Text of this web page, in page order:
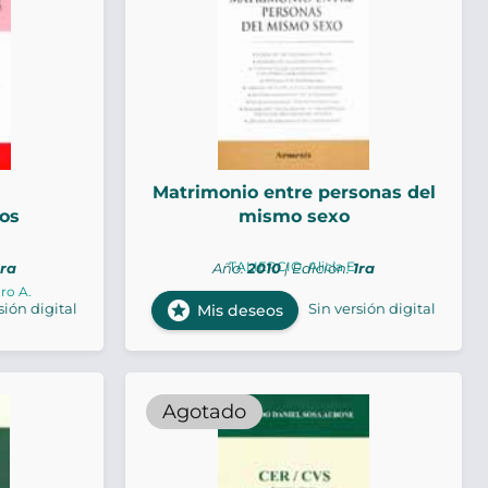
A.
digital
Matrimonio entre personas del
mismo sexo
TALIERCIO, Alicia E.
Año:2010| Edición:1ra
stars Mis deseos Sin versión digital
Agotado